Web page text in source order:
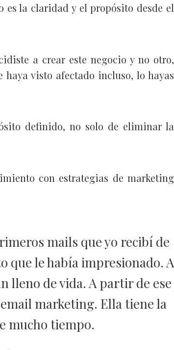
es la claridad y el propósito desde el
a crear este negocio y no otro,
haya visto afectado incluso, lo hayas
definido, no solo de eliminar la
con estrategias de marketing
mails que yo recibí de
que le había impresionado. A
lleno de vida. A partir de ese
marketing. Ella tiene la
mucho tiempo.